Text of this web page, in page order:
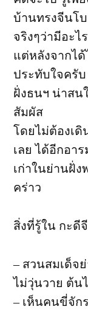
บ้านทรงจีนโ
จริงๆว่ามีอะไ
แต่หลังจากได้
ประทับใจครั
ฝั่งธนฯ น่าสน
สัมผัส
โดยไม่ต้องเดิ
เลย ได้อีกอา
เก่าในย่านฝั่ง
คร่าว
สิ่งที่รู้ใน กะดี
– สวนสมเด็จ
ไม่วุ่นวาย ต้น
– เห็นคนขี่จัก